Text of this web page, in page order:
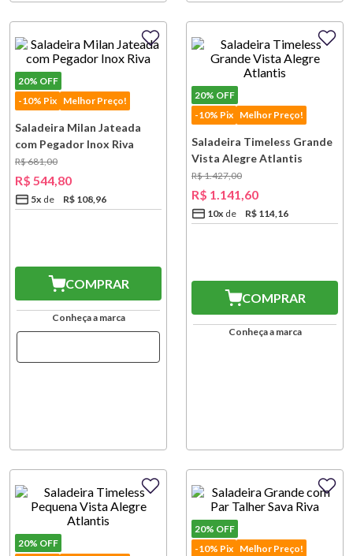
20% OFF
-10% Pix Melhor Preço!
Saladeira Milan Jateada
com Pegador Inox Riva
R$681,00
R$ 544,80
5x R$ 108,96
COMPRAR
Conheça a marca
20% OFF
-10% Pix Melhor Preço!
Saladeira Timeless Grande
Vista Alegre Atlantis
R$1.427,00
R$ 1.141,60
10x R$ 114,16
COMPRAR
Conheça a marca
20% OFF
20% OFF
-10% Pix Melhor Preço!